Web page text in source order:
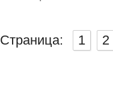
Страница: 1 2